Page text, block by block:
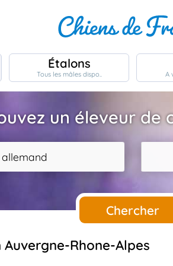
Étalons
Tous les mâles dispo.. A
un éleveur de
allemand
Chercher
Auvergne-Rhone-Alpes